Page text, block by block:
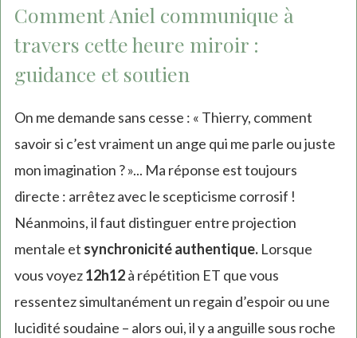
Comment Aniel communique à
travers cette heure miroir :
guidance et soutien
On me demande sans cesse : « Thierry, comment
savoir si c’est vraiment un ange qui me parle ou juste
mon imagination ? »... Ma réponse est toujours
directe : arrêtez avec le scepticisme corrosif !
Néanmoins, il faut distinguer entre projection
mentale et synchronicité authentique.Lorsque
vous voyez12h12à répétition ET que vous
ressentez simultanément un regain d’espoir ou une
lucidité soudaine – alors oui, il y a anguille sous roche